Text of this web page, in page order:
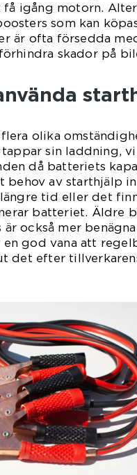
igång motorn.
som kan
är ofta försedda
skador på
olika
sin laddning,
då batteriets
behov av starthjälp
tid eller det
batteriet. Äldre
också mer
en god vana att
det efter